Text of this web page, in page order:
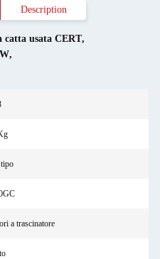
Description
catta usata CERT,
,
a trascinatore